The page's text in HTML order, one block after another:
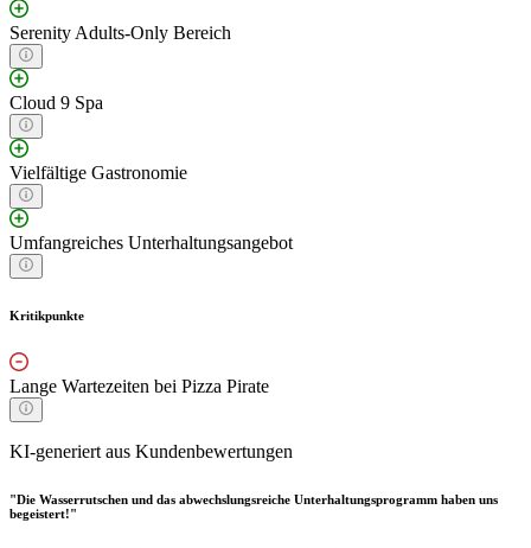
Serenity Adults-Only Bereich
Cloud 9 Spa
Vielfältige Gastronomie
Umfangreiches Unterhaltungsangebot
Kritikpunkte
Lange Wartezeiten bei Pizza Pirate
KI-generiert aus Kundenbewertungen
"Die Wasserrutschen und das abwechslungsreiche Unterhaltungsprogramm haben uns
begeistert!"